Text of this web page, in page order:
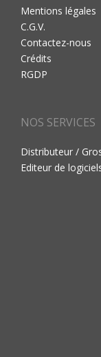
Mentions légales
C.G.V.
Contactez-nous
Crédits
RGDP
NOS SERVICES
Distributeur /
Editeur de